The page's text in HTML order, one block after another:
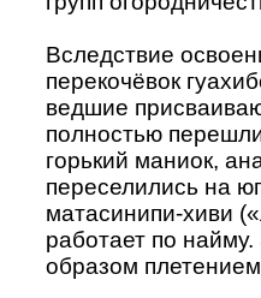
Вследствие
перекочёвок
ведшие
полностью
горький маниок,
переселились на
матасинипи-хиви
работает по
образом